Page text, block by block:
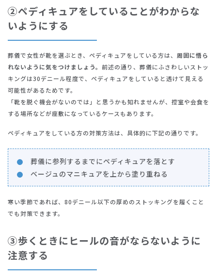
②ペディキュアをしていることがわからな
いようにする
葬儀で女性が靴を選ぶとき、ペディキュアをしている方は、 周囲に悟ら
れないように気をつけましょう。 前述の通り、葬儀にふさわしいストッ
キングは30デニール程度で、ペディキュアをしていると透けて見える
可能性があるためです。
「靴を脱ぐ機会がないのでは」と思うかも知れませんが、控室や会食を
する場所などが座敷になっているケースもあります。
ペディキュアをしている方の対策方法は、具体的に下記の通りです。
葬儀に参列するまでにペディキュアを落とす
ベージュのマニキュアを上から塗り重ねる
寒い季節であれば、80デニール以下の厚めのストッキングを履くこと
でも対策できます。
③歩くときにヒールの音がならないように
注意する